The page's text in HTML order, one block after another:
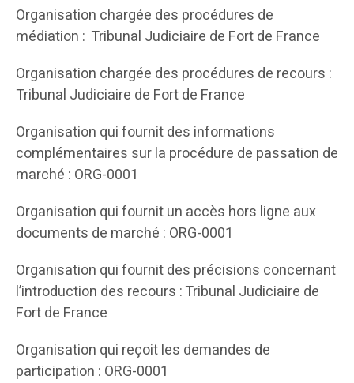
Organisation chargée des procédures de
médiation : Tribunal Judiciaire de Fort de France
Organisation chargée des procédures de recours :
Tribunal Judiciaire de Fort de France
Organisation qui fournit des informations
complémentaires sur la procédure de passation de
marché : ORG-0001
Organisation qui fournit un accès hors ligne aux
documents de marché : ORG-0001
Organisation qui fournit des précisions concernant
l’introduction des recours : Tribunal Judiciaire de
Fort de France
Organisation qui reçoit les demandes de
participation : ORG-0001